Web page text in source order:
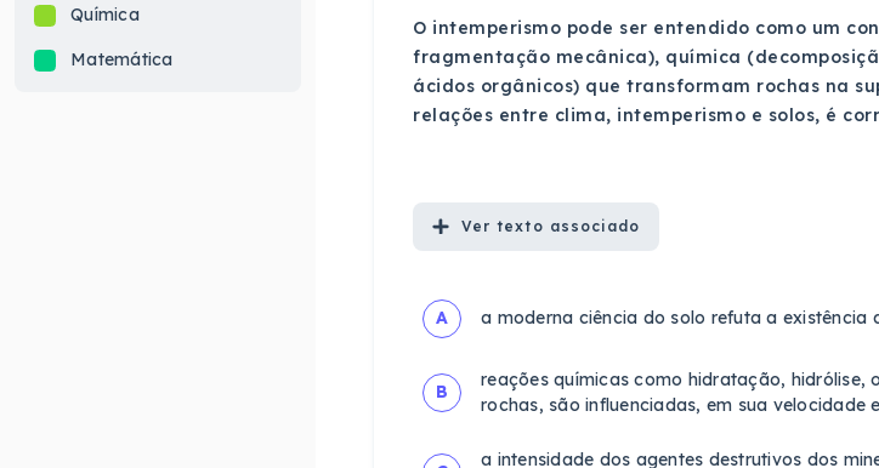
Química
Matemática
O intemperismo pode ser entendido como um
fragmentação mecânica), química
ácidos orgânicos) que transformam rochas na
relações entre clima, intemperismo e solos, é
Ver texto associado
A a moderna ciência do solo refuta a existência
B
reações químicas como hidratação, hidrólise,
rochas, são influenciadas, em sua velocidade
a intensidade dos agentes destrutivos dos